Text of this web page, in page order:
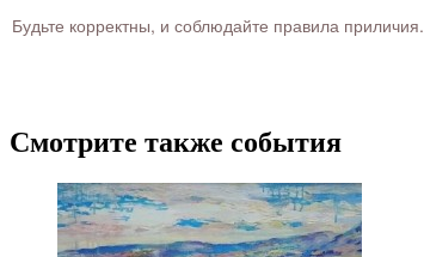
Будьте корректны, и соблюдайте правила приличия.
Смотрите также события